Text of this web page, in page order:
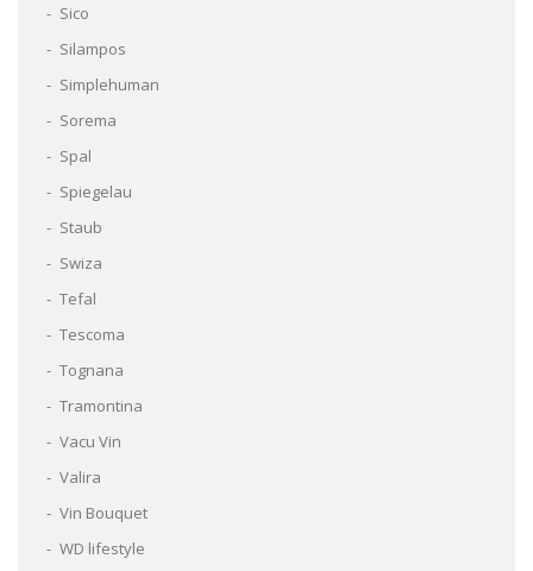
Sico
Silampos
Simplehuman
Sorema
Spal
Spiegelau
Staub
Swiza
Tefal
Tescoma
Tognana
Tramontina
Vacu Vin
Valira
Vin Bouquet
WD lifestyle